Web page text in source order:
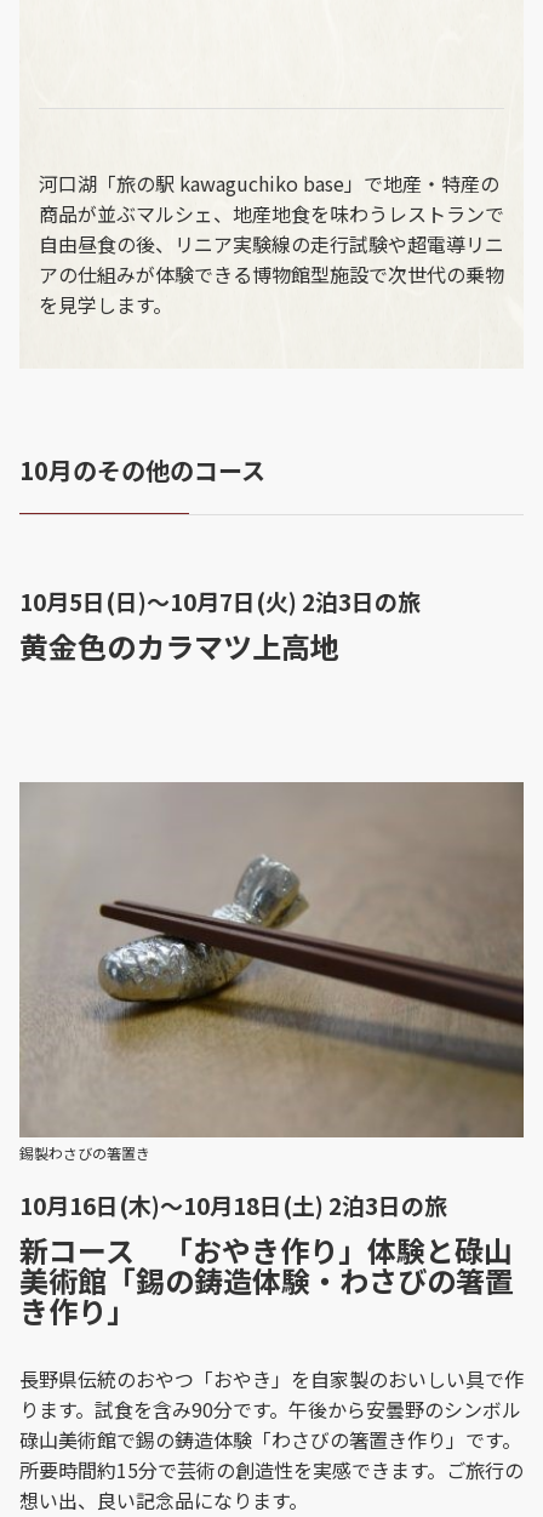
河口湖「旅の駅 kawaguchiko base」で地産・特産の
商品が並ぶマルシェ、地産地食を味わうレストランで
自由昼食の後、リニア実験線の走行試験や超電導リニ
アの仕組みが体験できる博物館型施設で次世代の乗物
を見学します。
10月のその他のコース
10月5日(日)～10月7日(火) 2泊3日の旅
黄金色のカラマツ上高地
錫製わさびの箸置き
10月16日(木)～10月18日(土) 2泊3日の旅
新コース 「おやき作り」体験と碌山
美術館「錫の鋳造体験・わさびの箸置
き作り」
長野県伝統のおやつ「おやき」を自家製のおいしい具で作
ります。試食を含み90分です。午後から安曇野のシンボル
碌山美術館で錫の鋳造体験「わさびの箸置き作り」です。
所要時間約15分で芸術の創造性を実感できます。ご旅行の
想い出、良い記念品になります。